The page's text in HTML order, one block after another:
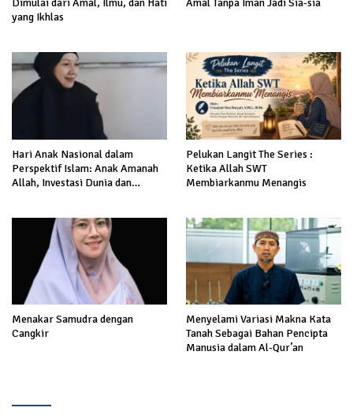
yang Ikhlas
Hari Anak Nasional dalam
Perspektif Islam: Anak Amanah
Allah, Investasi Dunia dan
Pelukan Langit The Series :
Ketika Allah SWT
Membiarkanmu Menangis
Menakar Samudra dengan
Cangkir
Menyelami Variasi Makna Kata
Tanah Sebagai Bahan Pencipta
Manusia dalam Al-Qur’an